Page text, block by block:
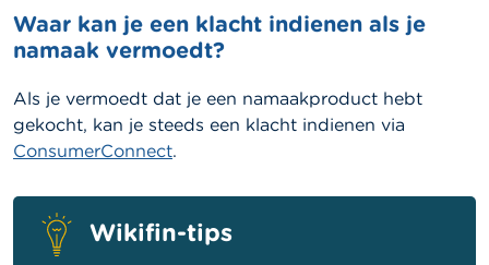
Waar kan je een klacht indienen als je
namaak vermoedt?
Als je vermoedt dat je een namaakproduct hebt
gekocht, kan je steeds een klacht indienen via
ConsumerConnect.
Wikifin-tips